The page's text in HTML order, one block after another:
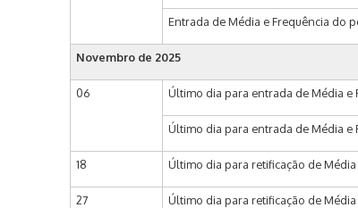
Entrada de Média e Frequência do
Novembro de 2025
06 Último dia para entrada de Média e
Último dia para entrada de Média e
18 Último dia para retificação de
27 Último dia para retificação de